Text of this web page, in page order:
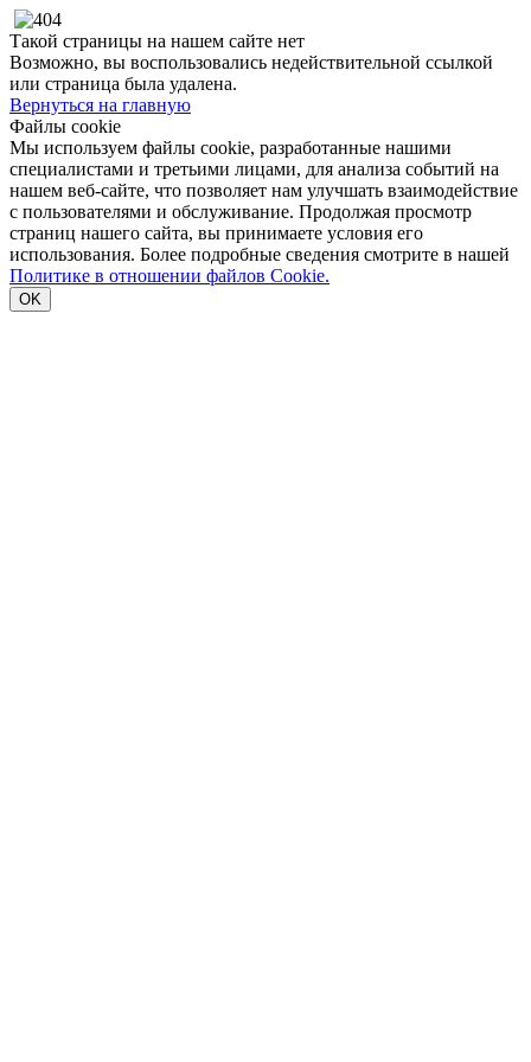
Такой страницы на нашем сайте нет
Возможно, вы воспользовались недействительной ссылкой
или страница была удалена.
Вернуться на главную
Файлы cookie
Мы используем файлы cookie, разработанные нашими
специалистами и третьими лицами, для анализа событий на
нашем веб-сайте, что позволяет нам улучшать взаимодействие
с пользователями и обслуживание. Продолжая просмотр
страниц нашего сайта, вы принимаете условия его
использования. Более подробные сведения смотрите в нашей
Политике в отношении файлов Cookie.
OK